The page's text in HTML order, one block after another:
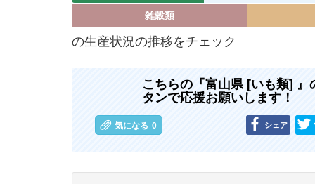
雑穀類
の生産状況の推移をチェック
こちらの『富山県 [いも類]
タンで応援お願いします！
気になる 0 シェア